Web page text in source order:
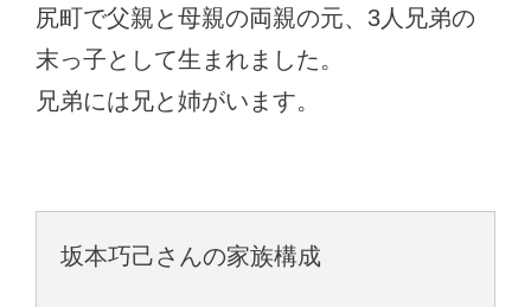
尻町で父親と母親の両親の元、3人兄弟の
末っ子として生まれました。
兄弟には兄と姉がいます。
坂本巧己さんの家族構成